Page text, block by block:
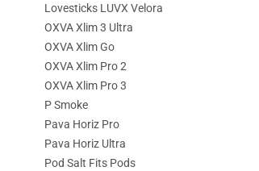
Lovesticks LUVX Velora
OXVA Xlim 3 Ultra
OXVA Xlim Go
OXVA Xlim Pro 2
OXVA Xlim Pro 3
P Smoke
Pava Horiz Pro
Pava Horiz Ultra
Pod Salt Fits Pods